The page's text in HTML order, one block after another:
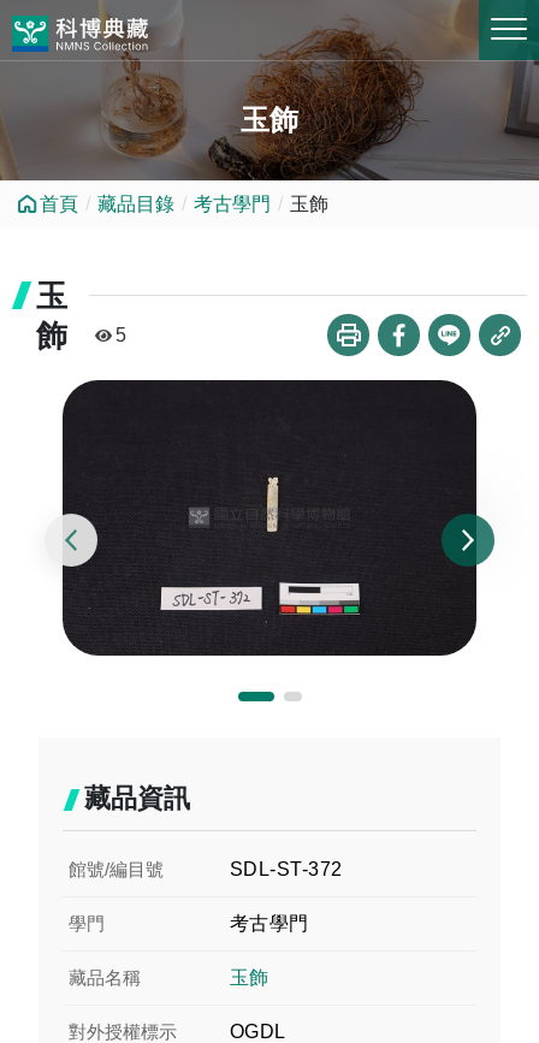
玉飾
首頁 藏品目錄 考古學門 玉飾
玉
飾
5
藏品資訊
館號/編目號 SDL-ST-372
學門 考古學門
藏品名稱 玉飾
對外授權標示 OGDL